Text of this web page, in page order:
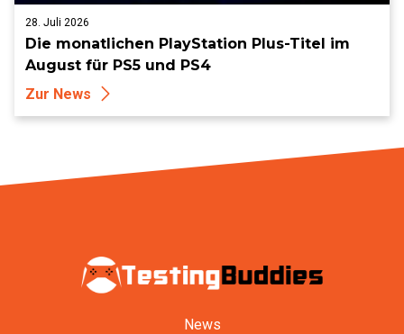
28. Juli 2026
Die monatlichen PlayStation Plus-Titel im
August für PS5 und PS4
Zur News
News